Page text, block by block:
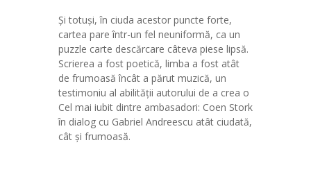
Și totuși, în ciuda acestor puncte forte,
cartea pare într-un fel neuniformă, ca un
puzzle carte descărcare câteva piese lipsă.
Scrierea a fost poetică, limba a fost atât
de frumoasă încât a părut muzică, un
testimoniu al abilității autorului de a crea o
Cel mai iubit dintre ambasadori: Coen Stork
în dialog cu Gabriel Andreescu atât ciudată,
cât și frumoasă.